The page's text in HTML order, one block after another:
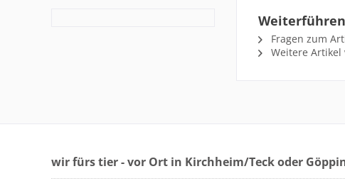
Fragen zum
Weitere Artikel
wir fürs tier - vor Ort in Kirchheim/Teck oder